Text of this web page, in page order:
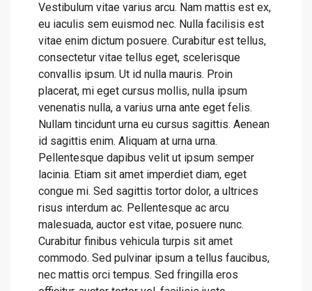
Vestibulum vitae varius arcu. Nam mattis est ex,
eu iaculis sem euismod nec. Nulla facilisis est
vitae enim dictum posuere. Curabitur est tellus,
consectetur vitae tellus eget, scelerisque
convallis ipsum. Ut id nulla mauris. Proin
placerat, mi eget cursus mollis, nulla ipsum
venenatis nulla, a varius urna ante eget felis.
Nullam tincidunt urna eu cursus sagittis. Aenean
id sagittis enim. Aliquam at urna urna.
Pellentesque dapibus velit ut ipsum semper
lacinia. Etiam sit amet imperdiet diam, eget
congue mi. Sed sagittis tortor dolor, a ultrices
risus interdum ac. Pellentesque ac arcu
malesuada, auctor est vitae, posuere nunc.
Curabitur finibus vehicula turpis sit amet
commodo. Sed pulvinar ipsum a tellus faucibus,
nec mattis orci tempus. Sed fringilla eros